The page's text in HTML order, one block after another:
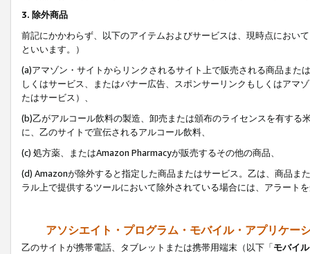
3. 除外商品
前記にかかわらず、以下のアイテムおよびサービスは、現時点におい
といいます。）
(a)アマゾン・サイトからリンクされるサイト上で販売される商品ま
しくはサービス、またはバナー広告、スポンサーリンクもしくはアマ
たはサービス）、
(b)乙がアルコール飲料の製造、卸売または頒布のライセンスを有す
に、乙のサイトで宣伝されるアルコール飲料、
(c) 処方薬、またはAmazon Pharmacyが販売するその他の商品、
(d) Amazonが除外すると指定した商品またはサービス。乙は、商品ま
ラル上で提供するツールにおいて除外されている場合には、アラート
アソシエイト・プログラム・モバイル・アプリケー
乙のサイトが携帯電話、タブレットまたは携帯用端末（以下「モバイ